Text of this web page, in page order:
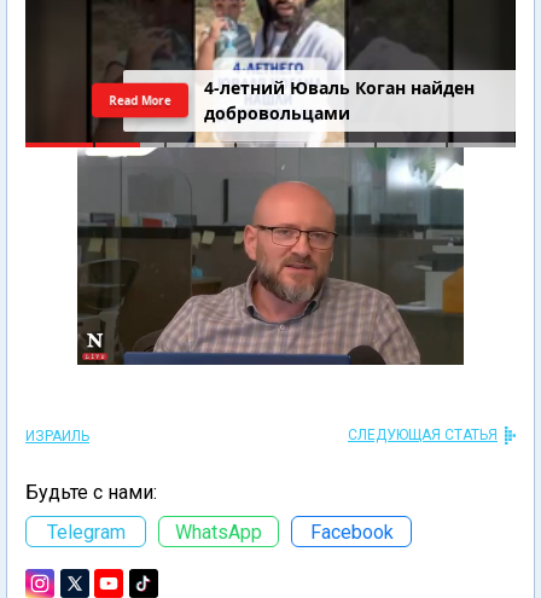
4-летний Юваль Коган найден
добровольцами
Read More
ИЗРАИЛЬ СЛЕДУЮЩАЯ СТАТЬЯ
Будьте с нами:
Telegram
WhatsApp Facebook